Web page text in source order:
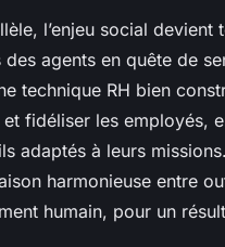
l’enjeu social
des agents en quête de
technique RH bien
fidéliser les employés,
adaptés à leurs
harmonieuse entre
humain, pour un